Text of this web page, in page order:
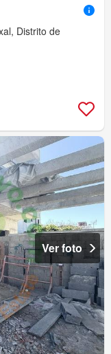
Distrito de
Ver foto